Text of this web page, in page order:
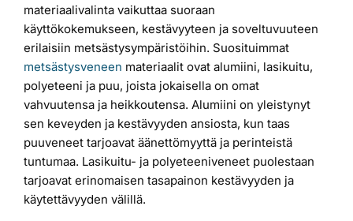
materiaalivalinta vaikuttaa suoraan
käyttökokemukseen, kestävyyteen ja soveltuvuuteen
erilaisiin metsästysympäristöihin. Suosituimmat
metsästysveneen materiaalit ovat alumiini, lasikuitu,
polyeteeni ja puu, joista jokaisella on omat
vahvuutensa ja heikkoutensa. Alumiini on yleistynyt
sen keveyden ja kestävyyden ansiosta, kun taas
puuveneet tarjoavat äänettömyyttä ja perinteistä
tuntumaa. Lasikuitu- ja polyeteeniveneet puolestaan
tarjoavat erinomaisen tasapainon kestävyyden ja
käytettävyyden välillä.